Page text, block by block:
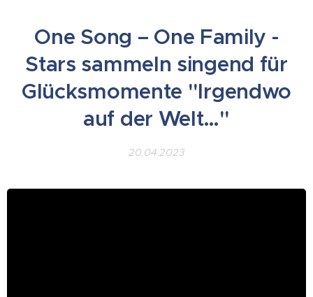
One Song – One Family -
Stars sammeln singend für
Glücksmomente "Irgendwo
auf der Welt…"
20.04.2023